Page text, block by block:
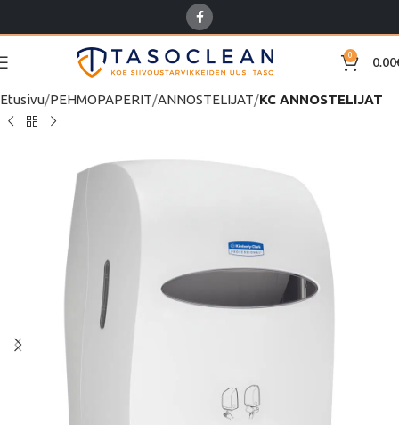
0 0.00
Etusivu PEHMOPAPERIT ANNOSTELIJAT KC ANNOSTELIJAT